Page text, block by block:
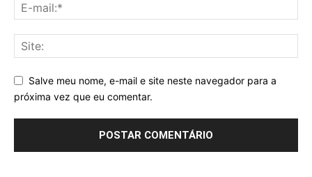
Salve meu nome, e-mail e site neste navegador para a
próxima vez que eu comentar.